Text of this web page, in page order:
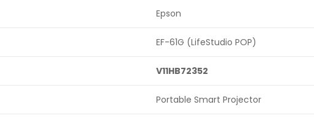
Epson
EF-61G (LifeStudio POP)
V11HB72352
Portable Smart Projector